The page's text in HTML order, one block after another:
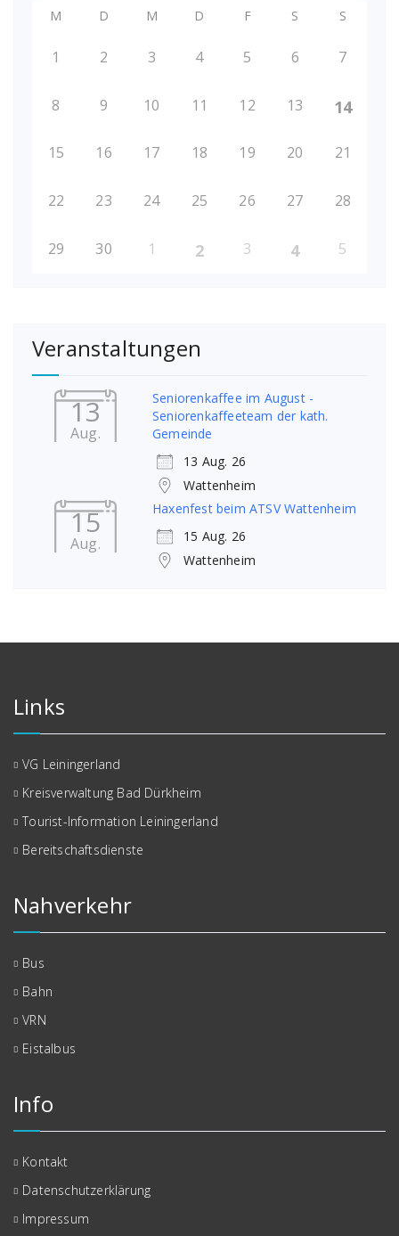
M D M D F S S
1 2 3 4 5 6 7
8 9 10 11 12 13 14
15 16 17 18 19 20 21
22 23 24 25 26 27 28
29 30 1 2 3 4 5
Veranstaltungen
13
Aug.
Seniorenkaffee im August -
Seniorenkaffeeteam der kath.
Gemeinde
13 Aug. 26
Wattenheim
15
Aug.
Haxenfest beim ATSV Wattenheim
15 Aug. 26
Wattenheim
Links
VG Leiningerland
Kreisverwaltung Bad Dürkheim
Tourist-Information Leiningerland
Bereitschaftsdienste
Nahverkehr
Bus
Bahn
VRN
Eistalbus
Info
Kontakt
Datenschutzerklärung
Impressum